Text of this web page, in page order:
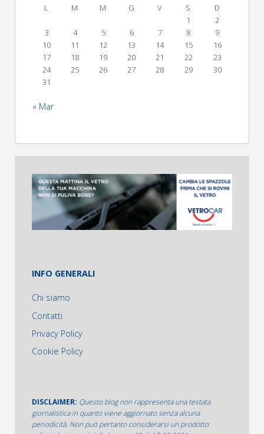
L
M M G V S
D
1
2
3
4 5 6 7 8
9
10
11 12 13 14 15
16
17
18 19 20 21 22
23
24
25 26 27 28 29
30
31
« Mar
INFO GENERALI
Chi siamo
Contatti
Privacy Policy
Cookie Policy
DISCLAIMER: Questo blog non rappresenta una testata
giornalistica in quanto viene aggiornato senza alcuna
periodicità. Non può pertanto considerarsi un prodotto